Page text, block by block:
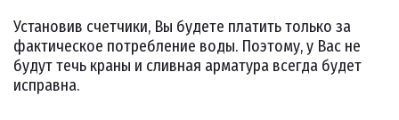
Установив счетчики, Вы будете платить только за
фактическое потребление воды. Поэтому, у Вас не
будут течь краны и сливная арматура всегда будет
исправна.